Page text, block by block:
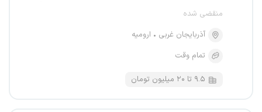
منقضی شده
آذربایجان غربی
ارومیه
تمام وقت
۹.۵ تا ۲۰ میلیون تومان